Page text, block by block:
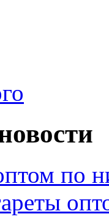
по